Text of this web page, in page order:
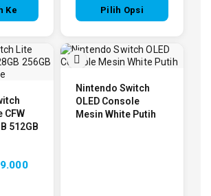
Ke
Pilih Opsi
CFW
512GB
Nintendo Switch
OLED Console
Mesin White Putih